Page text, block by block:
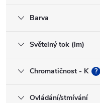
Barva
Světelný tok (lm)
Chromatičnost - K ?
Ovládání/stmívání